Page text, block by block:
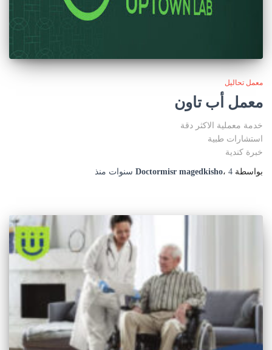
معمل تحاليل
معمل أب تاون
خدمة معملية الاكثر دقة
استشارات طبية
خبرة كندية
بواسطة Doctormisr magedkisho، 4 سنوات منذ